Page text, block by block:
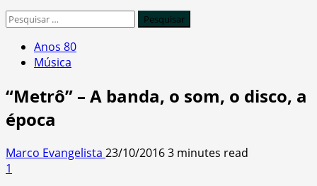
Pesquisar
Anos 80
Música
“Metrô” – A banda, o som, o disco, a
época
Marco Evangelista 23/10/20163 minutes read
1